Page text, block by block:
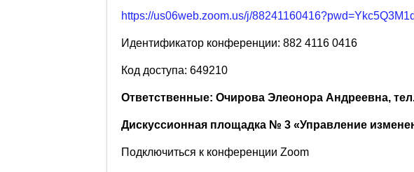
https://us06web.zoom.us/j/
Идентификатор конференции: 882 4116 0416
Код доступа: 649210
Ответственные: Очирова Элеонора Андреевна, тел.
Дискуссионная площадка № 3 «Управление
Подключиться к конференции Zoom